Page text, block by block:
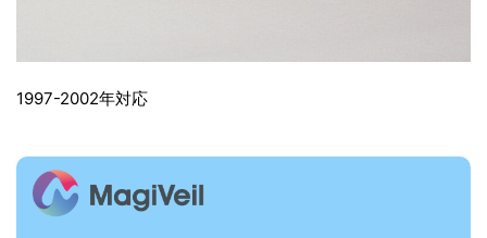
1997-2002年対応